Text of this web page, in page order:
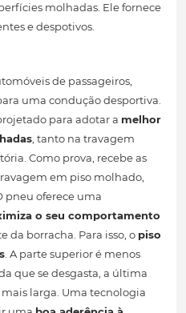
molhadas. Ele fornece
e despotivos.
de passageiros,
uma condução desportiva.
para adotar a melhor
, tanto na travagem
Como prova, recebe as
em piso molhado,
pneu oferece uma
o seu comportamento
da borracha. Para isso, o piso
. A parte superior é menos
que se desgasta, a última
larga. Uma tecnologia